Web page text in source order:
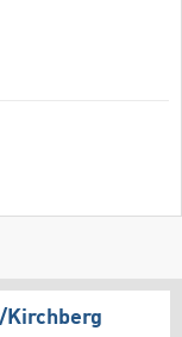
​Kirchberg